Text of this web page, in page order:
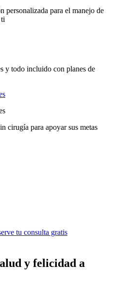
personalizada para el manejo de
y todo incluido con planes de
cirugía para apoyar sus metas
tu consulta gratis
y felicidad a